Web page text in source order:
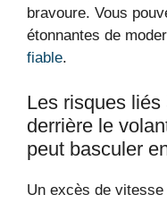
bravoure. Vous
étonnantes de
fiable.
Les risques
derrière le
peut basculer
Un excès de vitesse